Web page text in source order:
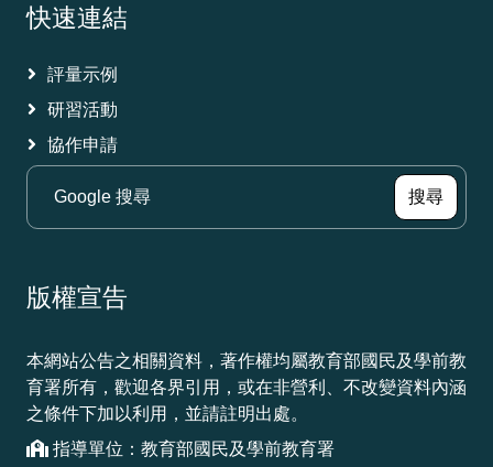
快速連結
評量示例
研習活動
協作申請
搜尋（另
版權宣告
本網站公告之相關資料，著作權均屬教育部國民及學前教
育署所有，歡迎各界引用，或在非營利、不改變資料內涵
之條件下加以利用，並請註明出處。
指導單位：教育部國民及學前教育署